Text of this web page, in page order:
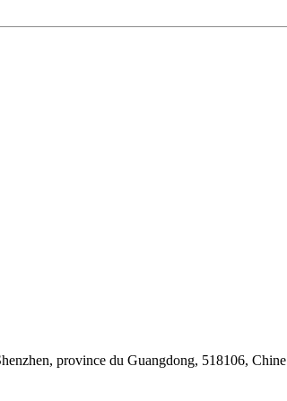
province du Guangdong, 518106, Chine